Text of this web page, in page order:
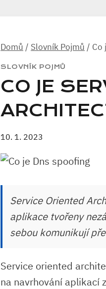
Domů / Slovník Pojmů / Co
SLOVNÍK POJMŮ
CO JE
10. 1. 2023
Service Oriented
aplikace tvořeny
sebou komunikují
Service oriented
na navrhování aplikací